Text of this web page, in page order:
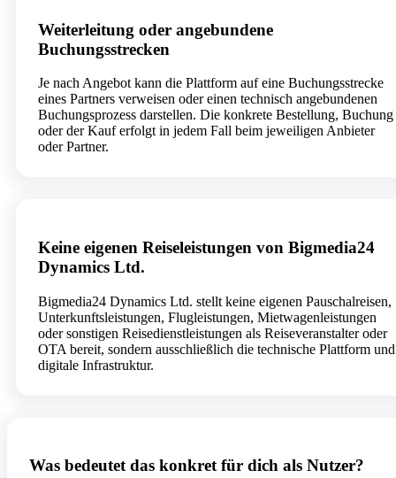
Weiterleitung oder angebundene
Buchungsstrecken
Je nach Angebot kann die Plattform auf eine Buchungsstrecke
eines Partners verweisen oder einen technisch angebundenen
Buchungsprozess darstellen. Die konkrete Bestellung, Buchung
oder der Kauf erfolgt in jedem Fall beim jeweiligen Anbieter
oder Partner.
Keine eigenen Reiseleistungen von Bigmedia24
Dynamics Ltd.
Bigmedia24 Dynamics Ltd. stellt keine eigenen Pauschalreisen,
Unterkunftsleistungen, Flugleistungen, Mietwagenleistungen
oder sonstigen Reisedienstleistungen als Reiseveranstalter oder
OTA bereit, sondern ausschließlich die technische Plattform und
digitale Infrastruktur.
Was bedeutet das konkret für dich als Nutzer?